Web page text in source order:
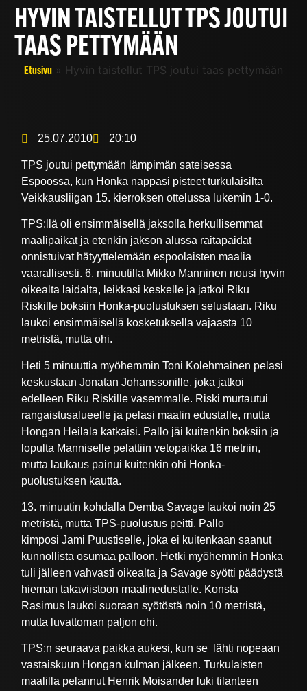
HYVIN TAISTELLUT TPS JOUTUI
TAAS PETTYMÄÄN
Etusivu » Hyvin taistellut TPS joutui taas pettymään
25.07.2010 20:10
TPS joutui pettymään lämpimän sateisessa
Espoossa, kun Honka nappasi pisteet turkulaisilta
Veikkausliigan 15. kierroksen ottelussa lukemin 1-0.
TPS:llä oli ensimmäisellä jaksolla herkullisemmat
maalipaikat ja etenkin jakson alussa raitapaidat
onnistuivat hätyyttelemään espoolaisten maalia
vaarallisesti. 6. minuutilla Mikko Manninen nousi hyvin
oikealta laidalta, leikkasi keskelle ja jatkoi Riku
Riskille boksiin Honka-puolustuksen selustaan. Riku
laukoi ensimmäisellä kosketuksella vajaasta 10
metristä, mutta ohi.
Heti 5 minuuttia myöhemmin Toni Kolehmainen pelasi
keskustaan Jonatan Johanssonille, joka jatkoi
edelleen Riku Riskille vasemmalle. Riski murtautui
rangaistusalueelle ja pelasi maalin edustalle, mutta
Hongan Heilala katkaisi. Pallo jäi kuitenkin boksiin ja
lopulta Manniselle pelattiin vetopaikka 16 metriin,
mutta laukaus painui kuitenkin ohi Honka-
puolustuksen kautta.
13. minuutin kohdalla Demba Savage laukoi noin 25
metristä, mutta TPS-puolustus peitti. Pallo
kimposi Jami Puustiselle, joka ei kuitenkaan saanut
kunnollista osumaa palloon. Hetki myöhemmin Honka
tuli jälleen vahvasti oikealta ja Savage syötti päädystä
hieman takaviistoon maalinedustalle. Konsta
Rasimus laukoi suoraan syötöstä noin 10 metristä,
mutta luvattoman paljon ohi.
TPS:n seuraava paikka aukesi, kun se lähti nopeaan
vastaiskuun Hongan kulman jälkeen. Turkulaisten
maalilla pelannut Henrik Moisander luki tilanteen